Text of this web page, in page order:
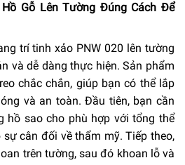
Gỗ Lên Tường Đúng Cách Để
trí tinh xảo PNW 020 lên tường
và dễ dàng thực hiện. Sản phẩm
chắc chắn, giúp bạn có thể lắp
và an toàn. Đầu tiên, bạn cần
hồ sao cho phù hợp với tổng thể
cân đối về thẩm mỹ. Tiếp theo,
trên tường, sau đó khoan lỗ và